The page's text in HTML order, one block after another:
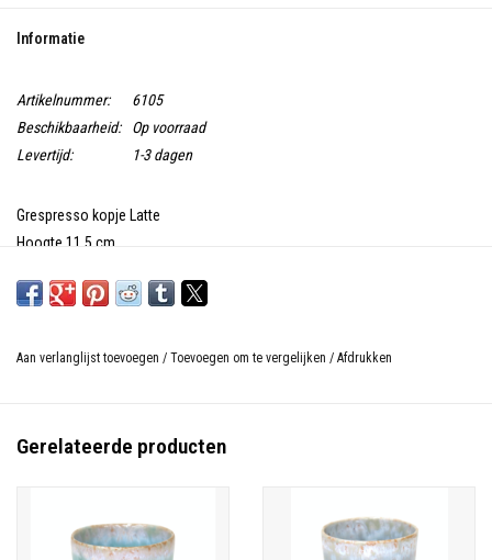
Informatie
Artikelnummer:
6105
Beschikbaarheid:
Op voorraad
Levertijd:
1-3 dagen
Grespresso kopje Latte
Hoogte 11,5 cm
Aan verlanglijst toevoegen / Toevoegen om te vergelijken / Afdrukken
Gerelateerde producten